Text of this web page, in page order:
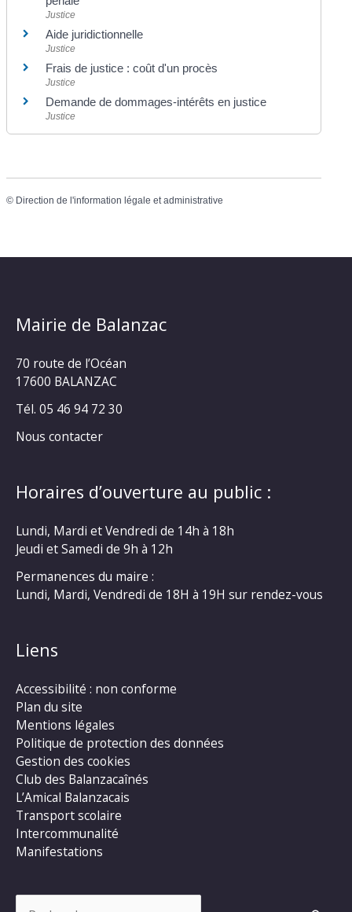
Justice
Aide juridictionnelle
Justice
Frais de justice : coût d'un procès
Justice
Demande de dommages-intérêts en justice
Justice
© Direction de l'information légale et administrative
Mairie de Balanzac
70 route de l’Océan
17600 BALANZAC
Tél. 05 46 94 72 30
Nous contacter
Horaires d’ouverture au public :
Lundi, Mardi et Vendredi de 14h à 18h
Jeudi et Samedi de 9h à 12h
Permanences du maire :
Lundi, Mardi, Vendredi de 18H à 19H sur rendez-vous
Liens
Accessibilité : non conforme
Plan du site
Mentions légales
Politique de protection des données
Gestion des cookies
Club des Balanzacaînés
L’Amical Balanzacais
Transport scolaire
Intercommunalité
Manifestations